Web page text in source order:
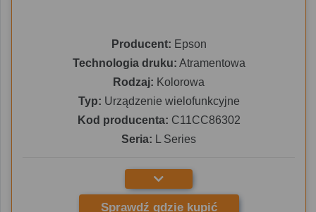
Producent: Epson
Technologia druku: Atramentowa
Rodzaj: Kolorowa
Typ: Urządzenie wielofunkcyjne
Kod producenta: C11CC86302
Seria: L Series
Sprawdź gdzie kupić